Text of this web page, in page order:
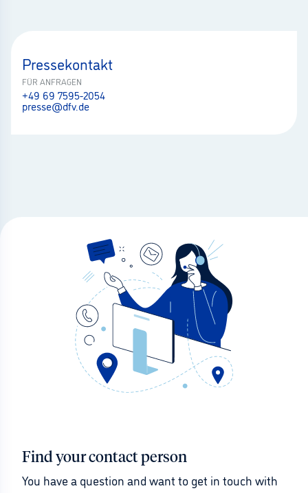
Pressekontakt
FÜR ANFRAGEN
+49 69 7595-2054
presse@dfv.de
Find your contact person
You have a question and want to get in touch with